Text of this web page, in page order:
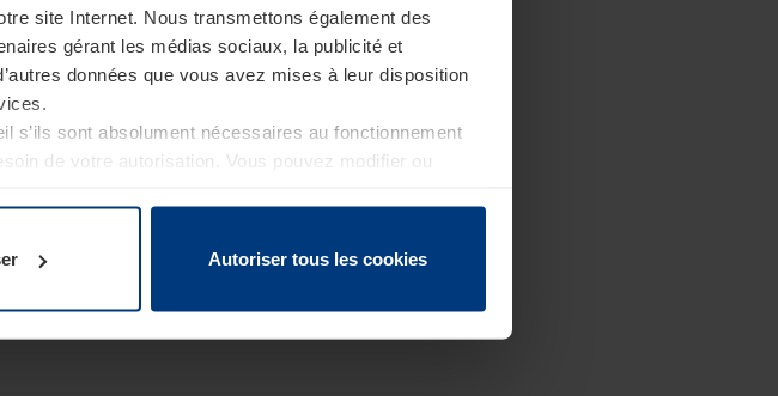
site Internet. Nous transmettons également des
gérant les médias sociaux, la publicité et
données que vous avez mises à leur disposition
s’ils sont absolument nécessaires au fonctionnement
de votre autorisation. Vous pouvez modifier ou
Autoriser tous les cookies